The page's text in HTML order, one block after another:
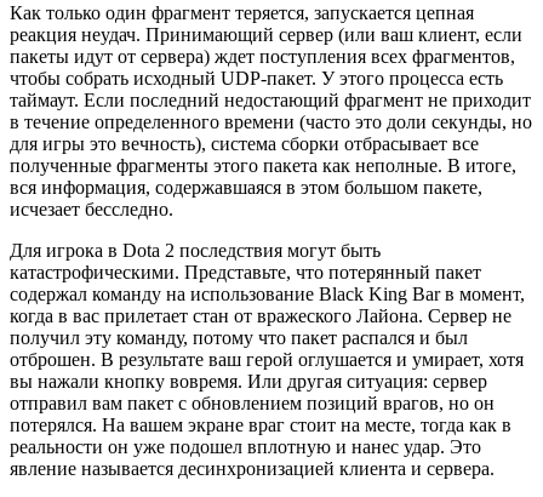
Как только один фрагмент теряется, запускается цепная
реакция неудач. Принимающий сервер (или ваш клиент, если
пакеты идут от сервера) ждет поступления всех фрагментов,
чтобы собрать исходный UDP-пакет. У этого процесса есть
таймаут. Если последний недостающий фрагмент не приходит
в течение определенного времени (часто это доли секунды, но
для игры это вечность), система сборки отбрасывает все
полученные фрагменты этого пакета как неполные. В итоге,
вся информация, содержавшаяся в этом большом пакете,
исчезает бесследно.
Для игрока в Dota 2 последствия могут быть
катастрофическими. Представьте, что потерянный пакет
содержал команду на использование Black King Bar в момент,
когда в вас прилетает стан от вражеского Лайона. Сервер не
получил эту команду, потому что пакет распался и был
отброшен. В результате ваш герой оглушается и умирает, хотя
вы нажали кнопку вовремя. Или другая ситуация: сервер
отправил вам пакет с обновлением позиций врагов, но он
потерялся. На вашем экране враг стоит на месте, тогда как в
реальности он уже подошел вплотную и нанес удар. Это
явление называется десинхронизацией клиента и сервера.